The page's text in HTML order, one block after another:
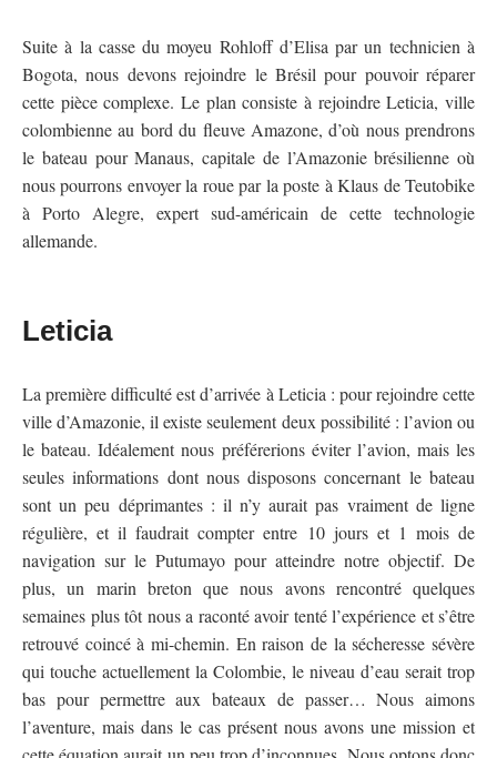
Amazonie,
deuxième
partie
l’Amazonie
colombienne
Suite à la casse du moyeu Rohloff d’Elisa par un technicien à
Bogota, nous devons rejoindre le Brésil pour pouvoir réparer
cette pièce complexe. Le plan consiste à rejoindre Leticia, ville
colombienne au bord du fleuve Amazone, d’où nous prendrons
le bateau pour Manaus, capitale de l’Amazonie brésilienne où
nous pourrons envoyer la roue par la poste à Klaus de Teutobike
à Porto Alegre, expert sud-américain de cette technologie
allemande.
Leticia
La première difficulté est d’arrivée à Leticia : pour rejoindre cette
ville d’Amazonie, il existe seulement deux possibilité : l’avion ou
le bateau. Idéalement nous préférerions éviter l’avion, mais les
seules informations dont nous disposons concernant le bateau
sont un peu déprimantes : il n’y aurait pas vraiment de ligne
régulière, et il faudrait compter entre 10 jours et 1 mois de
navigation sur le Putumayo pour atteindre notre objectif. De
plus, un marin breton que nous avons rencontré quelques
semaines plus tôt nous a raconté avoir tenté l’expérience et s’être
retrouvé coincé à mi-chemin. En raison de la sécheresse sévère
qui touche actuellement la Colombie, le niveau d’eau serait trop
bas pour permettre aux bateaux de passer… Nous aimons
l’aventure, mais dans le cas présent nous avons une mission et